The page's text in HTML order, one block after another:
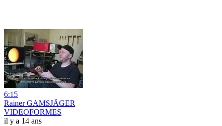
6:15
Rainer GAMSJÄGER
VIDEOFORMES
il y a 14 ans